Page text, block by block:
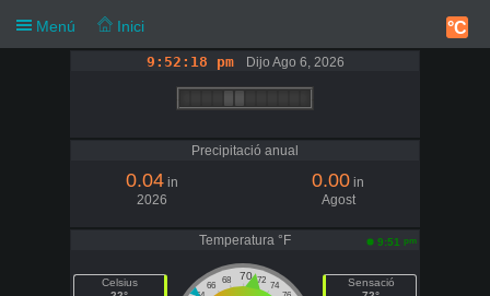
°C
9:52:18 pm Dijo Ago 6, 2026
Precipitació anual
0.04in
2026
0.00 in
Agost
Temperatura °F 9:51 pm
Celsius
70
68 72
66
74
Sensació
Menú Inici